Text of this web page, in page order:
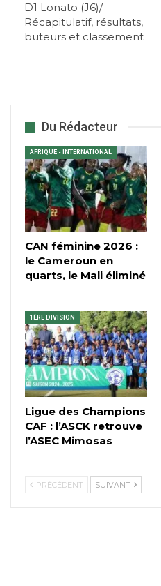
D1 Lonato (J6)/
Récapitulatif, résultats,
buteurs et classement
Du Rédacteur
AFRIQUE - INTERNATIONAL
CAN féminine 2026 :
le Cameroun en
quarts, le Mali éliminé
1ÈRE DIVISION
Ligue des Champions
CAF : l’ASCK retrouve
l’ASEC Mimosas
PRÉCÉDENT SUIVANT